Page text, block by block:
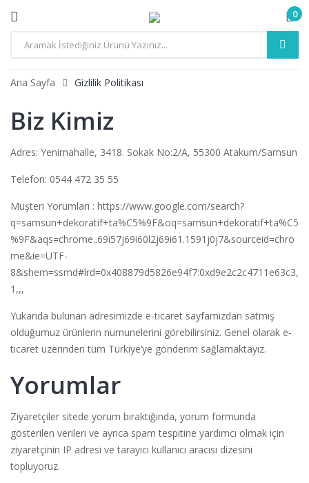
0
Ana Sayfa Gizlilik Politikası
Biz Kimiz
Adres: Yenimahalle, 3418. Sokak No:2/A, 55300 Atakum/Samsun
Telefon: 0544 472 35 55
Müşteri Yorumları : https://www.google.com/search?
q=samsun+dekoratif+ta%C5%9F&oq=samsun+dekoratif+ta%C5
%9F&aqs=chrome..69i57j69i60l2j69i61.1591j0j7&sourceid=chro
me&ie=UTF-
8&shem=ssmd#lrd=0x408879d5826e94f7:0xd9e2c2c4711e63c3,
1,,,
Yukarıda bulunan adresimizde e-ticaret sayfamızdan satmış
olduğumuz ürünlerin numunelerini görebilirsiniz. Genel olarak e-
ticaret üzerinden tüm Türkiye’ye gönderim sağlamaktayız.
Yorumlar
Ziyaretçiler sitede yorum bıraktığında, yorum formunda
gösterilen verileri ve ayrıca spam tespitine yardımcı olmak için
ziyaretçinin IP adresi ve tarayıcı kullanıcı aracısı dizesini
topluyoruz.